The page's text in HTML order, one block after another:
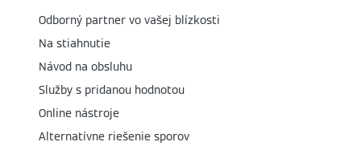
Odborný partner vo vašej blízkosti
Na stiahnutie
Návod na obsluhu
Služby s pridanou hodnotou
Online nástroje
Alternatívne riešenie sporov